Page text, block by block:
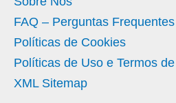
FAQ – Perguntas Frequentes
Políticas de Cookies
Políticas de Uso e Termos
XML Sitemap